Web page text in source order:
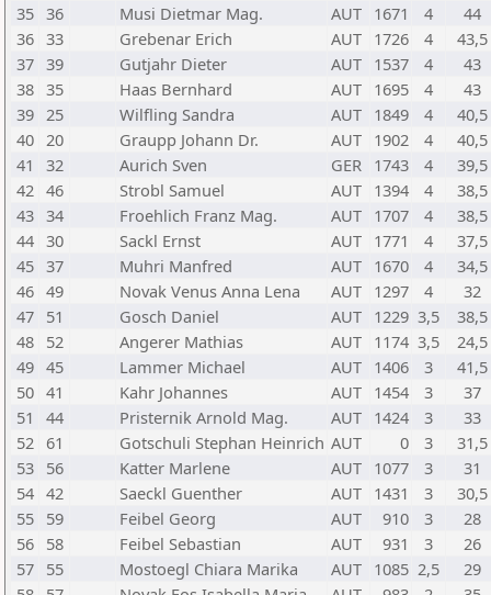
35 36 Musi Dietmar Mag. AUT 1671 4
44
36 33 Grebenar Erich AUT 1726 4
43,5
37 39 Gutjahr Dieter AUT 1537 4
43
38 35 Haas Bernhard AUT 1695 4
43
39 25 Wilfling Sandra AUT 1849 4
40,5
40 20 Graupp Johann Dr. AUT 1902 4
40,5
41
32 Aurich Sven GER 1743 4
39,5
42 46 Strobl Samuel AUT 1394 4
38,5
43 34 Froehlich Franz Mag. AUT 1707 4
38,5
44 30 Sackl Ernst AUT 1771 4
37,5
45 37 Muhri Manfred AUT 1670 4
34,5
46 49 Novak Venus Anna Lena AUT 1297 4
32
47 51 Gosch Daniel AUT 1229 3,5
38,5
48 52 Angerer Mathias AUT 1174 3,5
24,5
49 45 Lammer Michael AUT 1406 3
41,5
50 41 Kahr Johannes AUT 1454 3
37
51
44 Pristernik Arnold Mag. AUT 1424 3
33
52 61 Gotschuli Stephan Heinrich AUT 0 3
31,5
53 56 Katter Marlene AUT 1077 3
31
54 42 Saeckl Guenther AUT 1431 3
30,5
55 59 Feibel Georg AUT 910 3
28
56 58 Feibel Sebastian AUT 931 3
26
57 55 Mostoegl Chiara Marika AUT 1085 2,5
29